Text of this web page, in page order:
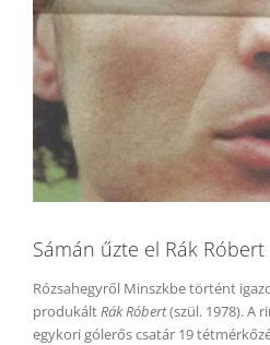
Sámán űzte el Rák
Rózsahegyről Minszkbe történt
produkált Rák Róbert(szül. 1978). A
egykori gólerős csatár 19